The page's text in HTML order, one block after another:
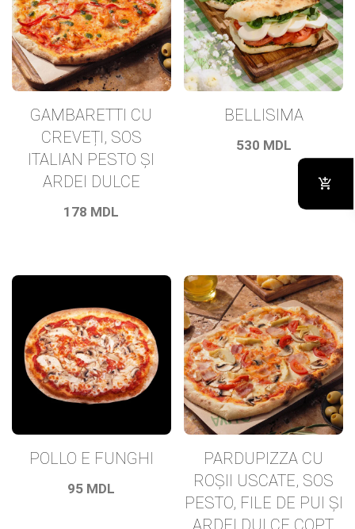
GAMBARETTI CU
CREVEȚI, SOS
ITALIAN PESTO ȘI
ARDEI DULCE
178 MDL
BELLISIMA
530 MDL
POLLO E FUNGHI
95 MDL
PARDUPIZZA CU
ROȘII USCATE, SOS
PESTO, FILE DE PUI ȘI
ARDEI DULCE COPT,